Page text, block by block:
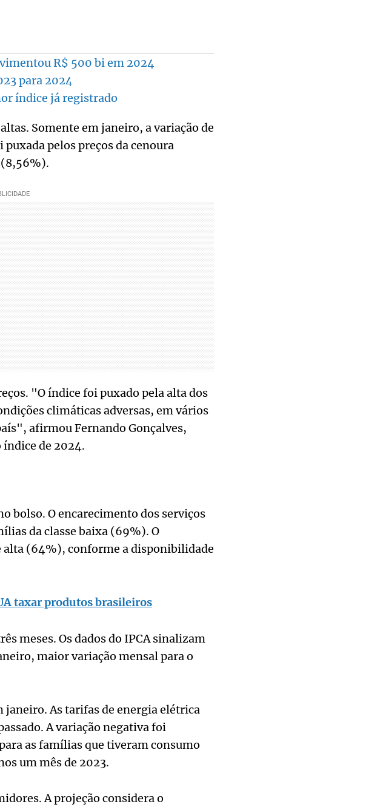
R$ 500 bi em 2024
para 2024
índice já registrado
Somente em janeiro, a variação de
pelos preços da cenoura
"O índice foi puxado pela alta dos
climáticas adversas, em vários
afirmou Fernando Gonçalves,
índice de 2024.
bolso. O encarecimento dos serviços
da classe baixa (69%). O
alta (64%), conforme a disponibilidade
taxar produtos brasileiros
meses. Os dados do IPCA sinalizam
maior variação mensal para o
janeiro. As tarifas de energia elétrica
A variação negativa foi
as famílias que tiveram consumo
um mês de 2023.
A projeção considera o